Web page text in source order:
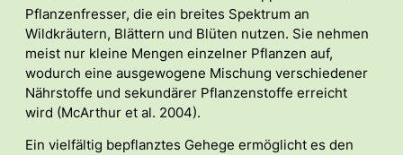
Pflanzenfresser, die ein breites Spektrum an
Wildkräutern, Blättern und Blüten nutzen. Sie nehmen
meist nur kleine Mengen einzelner Pflanzen auf,
wodurch eine ausgewogene Mischung verschiedener
Nährstoffe und sekundärer Pflanzenstoffe erreicht
wird (McArthur et al. 2004).
Ein vielfältig bepflanztes Gehege ermöglicht es den